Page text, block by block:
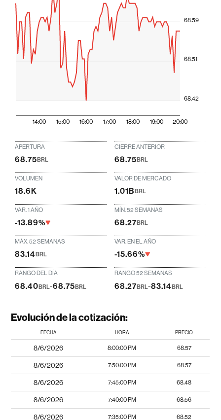
14:00 15:00 16:00 17:00 18:00 19:00 20:00
68.42
68.51
68.59
APERTURA
68.75BRL
CIERRE ANTERIOR
68.75BRL
VOLUMEN
18.6K
VALOR DE MERCADO
1.01BBRL
VAR. 1 AÑO
-13.89%
MÍN. 52 SEMANAS
68.27BRL
MÁX. 52 SEMANAS
83.14BRL
VAR. EN EL AÑO
-15.66%
RANGO DEL DÍA
68.40BRL-68.75BRL
RANGO 52 SEMANAS
68.27BRL-83.14 BRL
Evolución de la cotización:
FECHA HORA PRECIO
8/6/2026 8:00:00 PM 68.57
8/6/2026 7:50:00 PM 68.57
8/6/2026 7:45:00 PM 68.48
8/6/2026 7:40:00 PM 68.56
8/6/2026 7:35:00 PM 68.52